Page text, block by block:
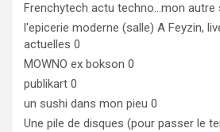
Frenchytech actu techno…mon autre
l'epicerie moderne (salle) A Feyzin,
actuelles 0
MOWNO ex bokson 0
publikart 0
un sushi dans mon pieu 0
Une pile de disques (pour passer le